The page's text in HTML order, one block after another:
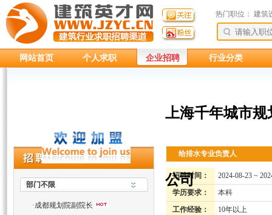
热门职位： 建筑
网站首页 个人求职 企业招聘 行业分类
上海千年城市
公司
部门不限
·成都规划院副院长
给排水专业负责人
招聘时间：
2024-08-23 ~
学历要求：
本科
工作经验：
10年以上